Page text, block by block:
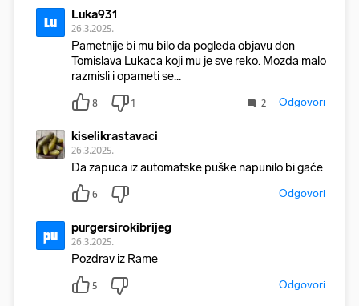
Lu Luka931
26.3.2025.
Pametnije bi mu bilo da pogleda objavu don
Tomislava Lukaca koji mu je sve reko. Mozda malo
razmisli i opameti se...
8 1 2 Odgovori
kiselikrastavaci
26.3.2025.
Da zapuca iz automatske puške napunilo bi gaće
6 Odgovori
pu purgersirokibrijeg
26.3.2025.
Pozdrav iz Rame
5 Odgovori